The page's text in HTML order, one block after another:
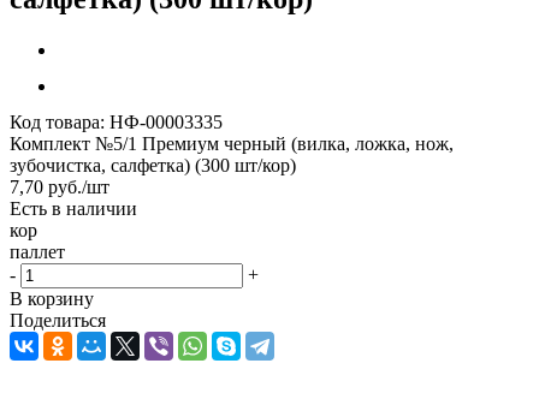
Код товара: НФ-00003335
Комплект №5/1 Премиум черный (вилка, ложка, нож,
зубочистка, салфетка) (300 шт/кор)
7,70 руб./шт
Есть в наличии
кор
паллет
-
+
В корзину
Поделиться